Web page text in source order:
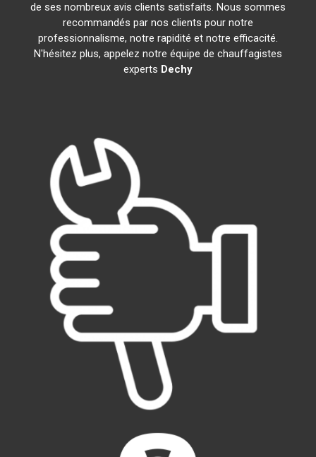
de ses nombreux avis clients satisfaits. Nous sommes
recommandés par nos clients pour notre
professionnalisme, notre rapidité et notre efficacité.
N'hésitez plus, appelez notre équipe de chauffagistes
experts Dechy